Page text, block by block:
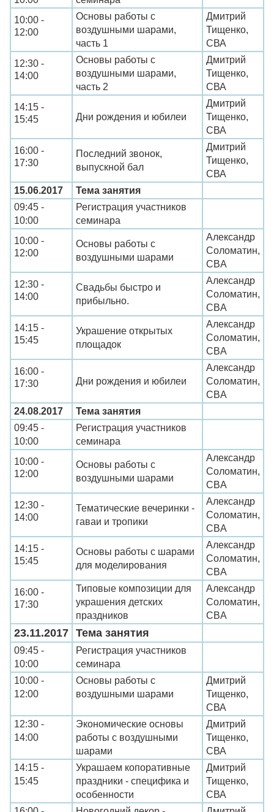
10:00 -
12:00
Основы работы с
воздушными шарами,
часть 1
Дмитрий
Тищенко,
СВА
12:30 -
14:00
Основы работы с
воздушными шарами,
часть 2
Дмитрий
Тищенко,
СВА
14:15 -
15:45
Дни рождения и юбилеи
Дмитрий
Тищенко,
СВА
16:00 -
17:30
Последний звонок,
выпускной бал
Дмитрий
Тищенко,
СВА
15.06.2017
Тема занятия
09:45 -
10:00
Регистрация участников
семинара
10:00 -
12:00
Основы работы с
воздушными шарами
Александр
Соломатин,
CBA
12:30 -
14:00
Свадьбы быстро и
прибыльно.
Александр
Соломатин,
CBA
14:15 -
15:45
Украшение открытых
площадок
Александр
Соломатин,
CBA
16:00 -
17:30
Дни рождения и юбилеи
Александр
Соломатин,
CBA
24.08.2017
Тема занятия
09:45 -
10:00
Регистрация участников
семинара
10:00 -
12:00
Основы работы с
воздушными шарами
Александр
Соломатин,
CBA
12:30 -
14:00
Тематические вечеринки -
гаваи и тропики
Александр
Соломатин,
CBA
14:15 -
15:45
Основы работы с шарами
для моделирования
Александр
Соломатин,
CBA
16:00 -
17:30
Типовые композиции для
украшения детских
праздников
Александр
Соломатин,
CBA
23.11.2017 Тема занятия
09:45 -
10:00
Регистрация участников
семинара
10:00 -
12:00
Основы работы с
воздушными шарами
Дмитрий
Тищенко,
СВА
12:30 -
14:00
Экономические основы
работы с воздушными
шарами
Дмитрий
Тищенко,
СВА
14:15 -
15:45
Украшаем копоративные
праздники - специфика и
особенности
Дмитрий
Тищенко,
СВА